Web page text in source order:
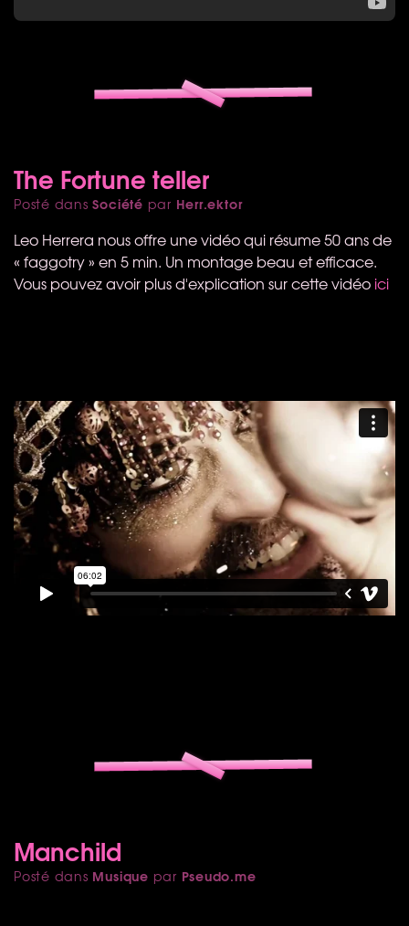
The Fortune teller
Posté dansSociété par Herr.ektor
Leo Herrera nous offre une vidéo qui résume 50 ans de
« faggotry » en 5 min. Un montage beau et efficace.
Vous pouvez avoir plus d'explication sur cette vidéo ici
Manchild
Posté dans Musique par Pseudo.me